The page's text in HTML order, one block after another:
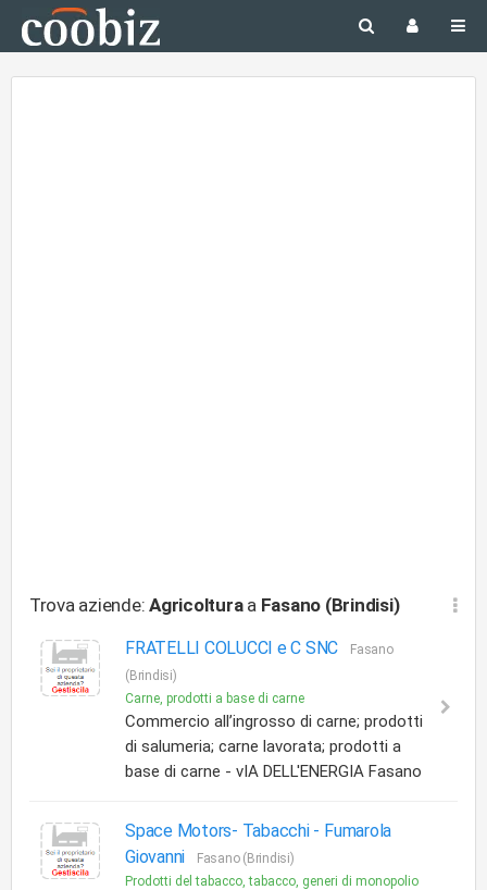
Trova aziende:Agricolturaa Fasano (Brindisi)
FRATELLI COLUCCI e C SNC
Fasano
(Brindisi)
Carne, prodotti a base di carne
Commercio all’ingrosso di carne; prodotti
di salumeria; carne lavorata; prodotti a
base di carne - vIA DELL'ENERGIA Fasano
Space Motors- Tabacchi - Fumarola
Giovanni
Fasano (Brindisi)
Prodotti del tabacco, tabacco, generi di monopolio